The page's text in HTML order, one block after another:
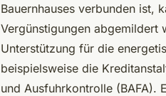
Bauernhauses verbunden ist,
Vergünstigungen abgemildert
Unterstützung für die
beispielsweise die
und Ausfuhrkontrolle (BAFA).